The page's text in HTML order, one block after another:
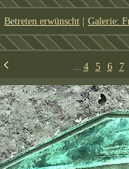
Betreten erwünscht | Galerie:
4 5 6 7